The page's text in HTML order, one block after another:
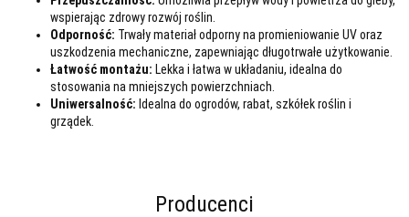
wspierając zdrowy rozwój roślin.
Odporność: Trwały materiał odporny na promieniowanie UV oraz
uszkodzenia mechaniczne, zapewniając długotrwałe użytkowanie.
Łatwość montażu: Lekka i łatwa w układaniu, idealna do
stosowania na mniejszych powierzchniach.
Uniwersalność: Idealna do ogrodów, rabat, szkółek roślin i
grządek.
Producenci